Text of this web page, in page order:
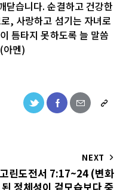
닫습니다. 순결하고 건강한
, 사랑하고 섬기는 자녀로
틈타지 못하도록 늘 말씀
아멘)
NEXT
고린도전서 7:17~24 (변화
된 정체성이 겉모습보다 중